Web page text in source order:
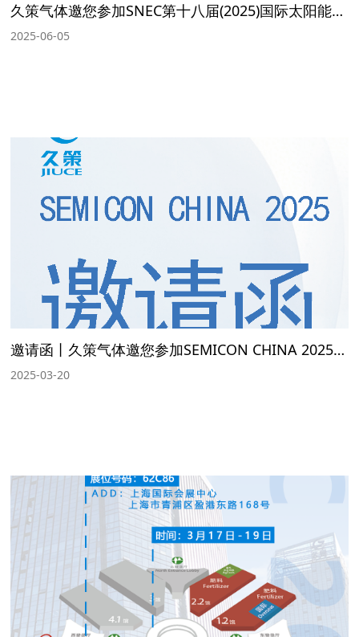
久策气体邀您参加SNEC第十八届(2025)国际太阳能光伏和智慧能源(上海)展览会
2025-06-05
邀请函丨久策气体邀您参加SEMICON CHINA 2025展会
2025-03-20